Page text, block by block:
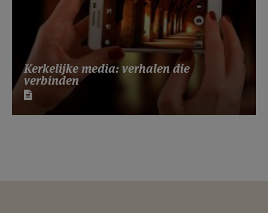
Kerkelijke media: verhalen die
verbinden